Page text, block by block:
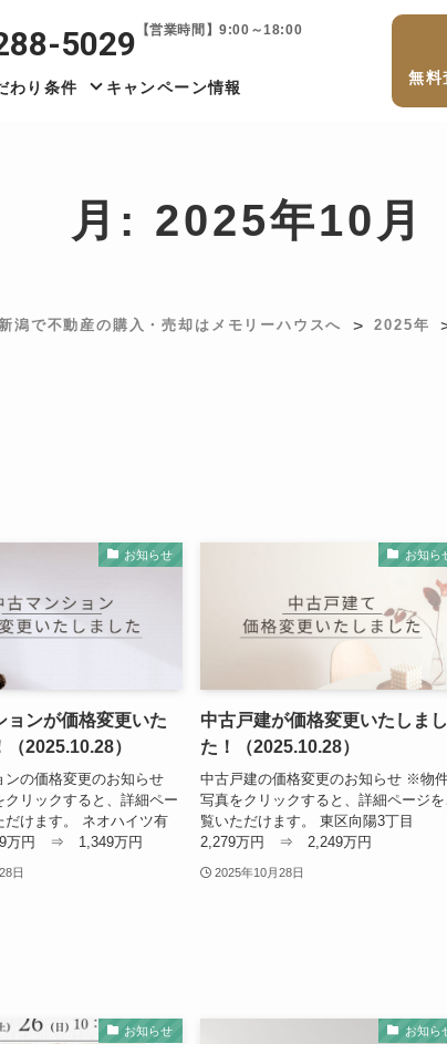
5029 【営業時間】9:00～18:00
わり条件 キャンペーン情報
無料
月: 2025年10月
潟で不動産の購入・売却はメモリーハウスへ > 2025年
お知らせ
ョンが価格変更いた
2025.10.28）
ンの価格変更のお知らせ
リックすると、詳細ペー
だけます。 ネオハイツ有
万円 ⇒ 1,349万円
日
お知ら
中古戸建が価格変更いたしまし
た！（2025.10.28）
中古戸建の価格変更のお知らせ ※物
写真をクリックすると、詳細ページを
覧いただけます。 東区向陽3丁目
2,279万円 ⇒ 2,249万円
2025年10月28日
お知らせ お知ら